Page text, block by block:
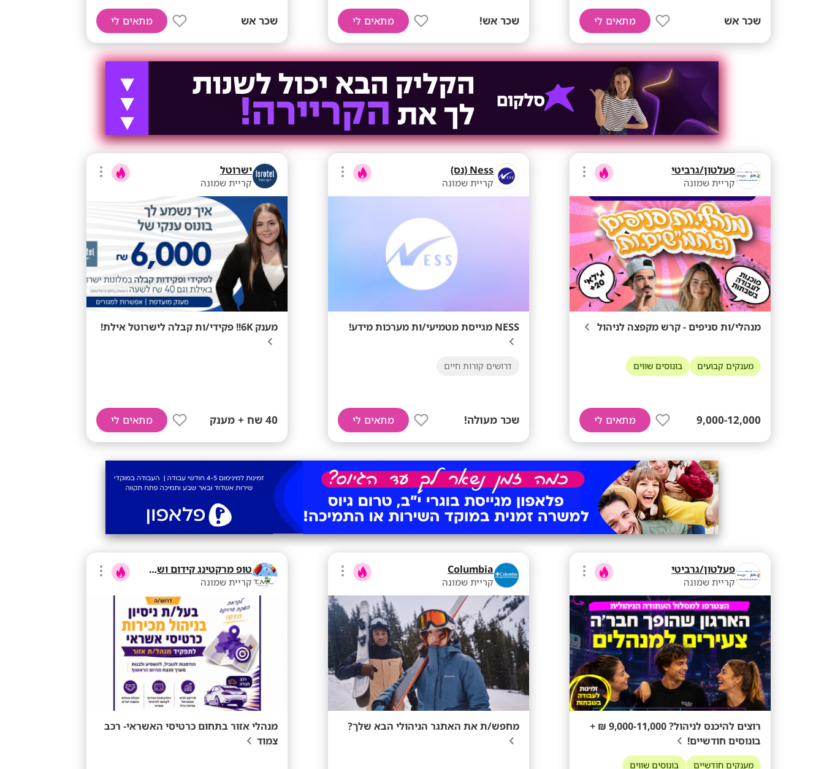
שכר אש מתאים לי שכר אש! מתאים לי שכר אש מתאים לי
פעלטון/גרביטי
קריית שמונה
מנהלי/ות סניפים - קרש מקפצה לניהול
מענקים קבועים בונוסים שווים
9,000-12,000 מתאים לי
Ness (נס)
קריית שמונה
NESS מגייסת מטמיעי/ות מערכות מידע!
דרושים קורות חיים
שכר מעולה! מתאים לי
ישרוטל
קריית שמונה
מענק 6K!! פקידי/ות קבלה לישרוטל אילת!
40 שח + מענק מתאים לי
פעלטון/גרביטי
קריית שמונה
רוצים להיכנס לניהול? 9,000-11,000 ₪ +
בונוסים חודשיים!
מענקים חודשיים בונוסים שווים
Columbia
קריית שמונה
מחפש/ת את האתגר הניהולי הבא שלך?
טופ מרקטינג קידום ושיווק בע"מ
קריית שמונה
מנהלי אזור בתחום כרטיסי האשראי- רכב
צמוד